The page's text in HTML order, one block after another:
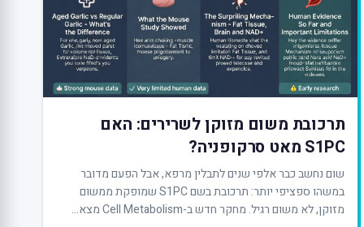
תרכובת משום מזוקן לשרירים: האם
S1PC מאט סרקופניה?
שום נחשב כבר אלפי שנים לתבלין מרפא, אבל הפעם מדובר
במשהו ספציפי יותר: תרכובת בשם S1PC שמופקת ממשום
מזוקן, לא משום רגיל. מחקר חדש ב-Cell Metabolism מצא...